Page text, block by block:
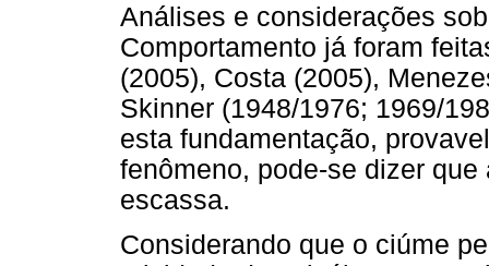
Análises e considerações
Comportamento já foram
(2005), Costa (2005),
Skinner (1948/1976; 1969/
esta fundamentação,
fenômeno, pode-se dizer
escassa.
Considerando que o ciúme